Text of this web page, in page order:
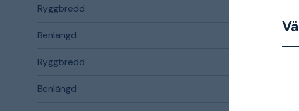
Ryggbredd
Benlängd
Ryggbredd
Benlängd